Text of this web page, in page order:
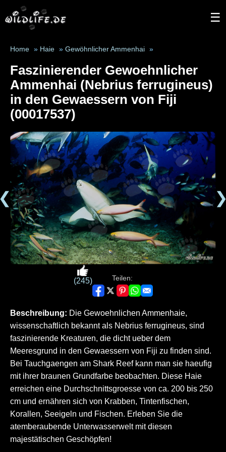
☰
Home » Haie » Gewöhnlicher Ammenhai »
Faszinierender Gewoehnlicher
Ammenhai (Nebrius ferrugineus)
in den Gewaessern von Fiji
(00017537)
(245) Teilen:
Beschreibung: Die Gewoehnlichen Ammenhaie,
wissenschaftlich bekannt als Nebrius ferrugineus, sind
faszinierende Kreaturen, die dicht ueber dem
Meeresgrund in den Gewaessern von Fiji zu finden sind.
Bei Tauchgaengen am Shark Reef kann man sie haeufig
mit ihrer braunen Grundfarbe beobachten. Diese Haie
erreichen eine Durchschnittsgroesse von ca. 200 bis 250
cm und ernähren sich von Krabben, Tintenfischen,
Korallen, Seeigeln und Fischen. Erleben Sie die
atemberaubende Unterwasserwelt mit diesen
majestätischen Geschöpfen!